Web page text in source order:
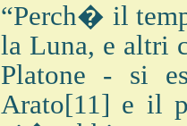
“Perch� il
la Luna, e altri
Platone - si
Arato[11] e il